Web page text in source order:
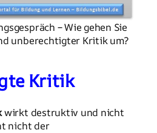
– Wie gehen Sie
unberechtigter Kritik um?
Kritik
wirkt destruktiv und nicht
nicht der